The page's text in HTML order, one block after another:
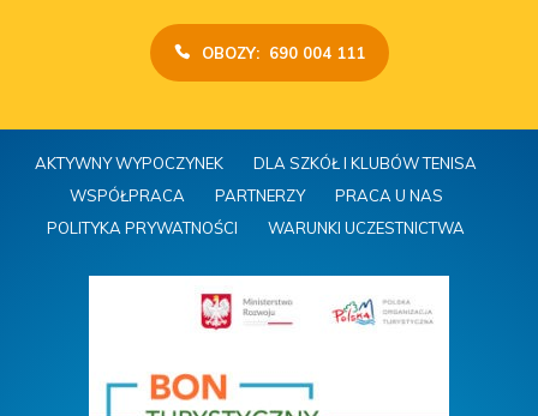
OBOZY: 690 004 111
AKTYWNY WYPOCZYNEK
DLA SZKÓŁ I KLUBÓW TENISA
WSPÓŁPRACA
PARTNERZY
PRACA U NAS
POLITYKA PRYWATNOŚCI
WARUNKI UCZESTNICTWA